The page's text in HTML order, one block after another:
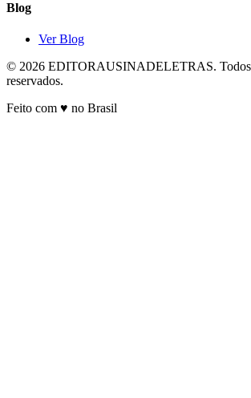
Blog
Ver Blog
© 2026 EDITORAUSINADELETRAS. Todos
reservados.
Feito com ♥ no Brasil